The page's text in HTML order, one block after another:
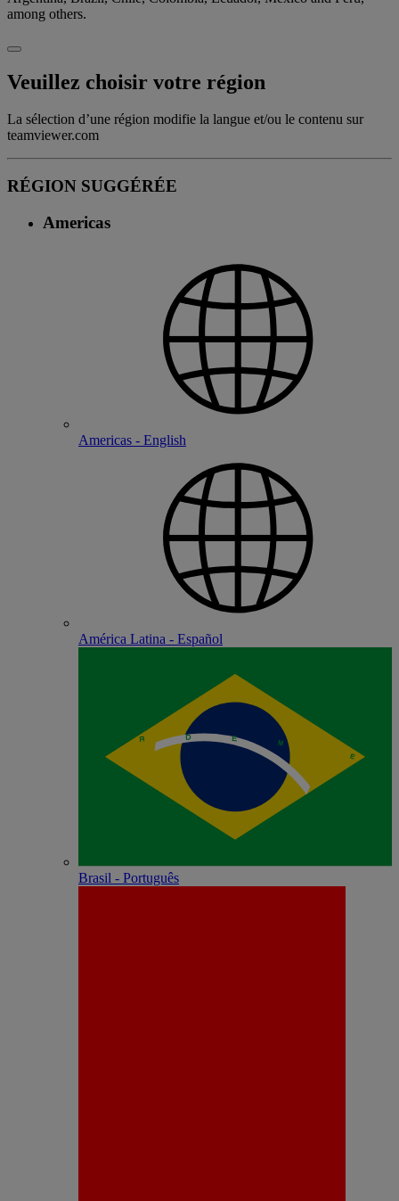
among others.
Veuillez choisir votre région
La sélection d’une région modifie la langue et/ou le contenu sur
teamviewer.com
RÉGION SUGGÉRÉE
Americas
Americas - English
América Latina - Español
Brasil - Português